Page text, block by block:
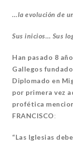
…la evolución de
Sus inicios… Sus
Han pasado 8
Gallegos
Diplomado en
por primera vez
profética
FRANCISCO:
“Las Iglesias